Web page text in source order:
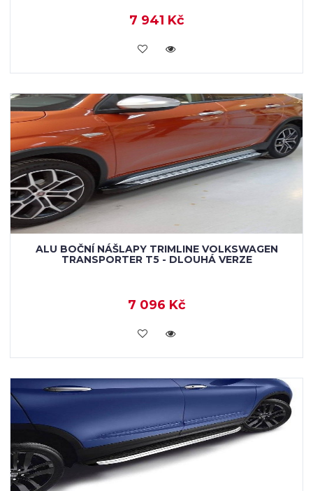
7 941 Kč
KOUPIT
ALU BOČNÍ NÁŠLAPY TRIMLINE VOLKSWAGEN
TRANSPORTER T5 - DLOUHÁ VERZE
7 096 Kč
KOUPIT